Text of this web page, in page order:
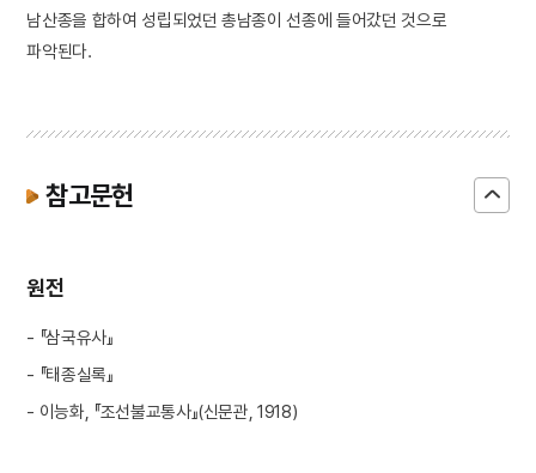
남산종을 합하여 성립되었던 총남종이 선종에 들어갔던 것으로
파악된다.
참고문헌
원전
- 『삼국유사』
- 『태종실록』
- 이능화, 『조선불교통사』(신문관, 1918)